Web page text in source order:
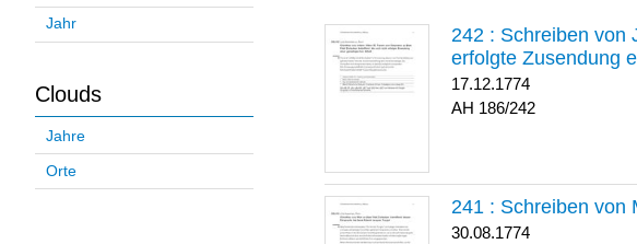
Jahr
Clouds
Jahre
Orte
242 : Schreiben von
erfolgte Zusendung
17.12.1774
186/242
241 : Schreiben von
30.08.1774